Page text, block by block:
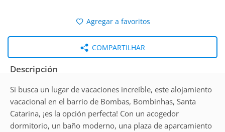
Agregar a favoritos
COMPARTILHAR
Descripción
Si busca un lugar de vacaciones increíble, este alojamiento
vacacional en el barrio de Bombas, Bombinhas, Santa
Catarina, ¡es la opción perfecta! Con un acogedor
dormitorio, un baño moderno, una plaza de aparcamiento